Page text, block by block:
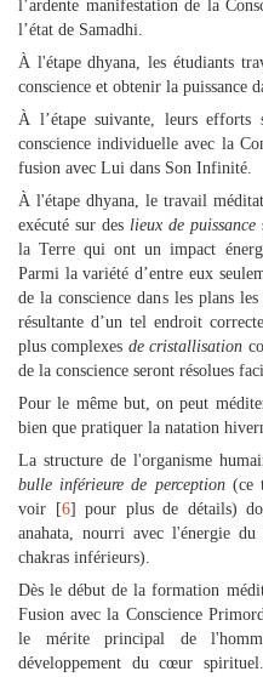
l’ardente manifestation de la
l’état de Samadhi.
À l'étape dhyana, les étudiants
conscience et obtenir la puissance
À l’étape suivante, leurs efforts
conscience individuelle avec la
fusion avec Lui dans Son Infinité.
À l'étape dhyana, le travail
exécuté sur des lieux de puissance
la Terre qui ont un impact
Parmi la variété d’entre eux
de la conscience dans les plans
résultante d’un tel endroit
plus complexes de cristallisation
de la conscience seront résolues
Pour le même but, on peut
bien que pratiquer la natation
La structure de l'organisme
bulle inférieure de perception(ce
voir [6] pour plus de détails)
anahata, nourri avec l'énergie
chakras inférieurs).
Dès le début de la formation
Fusion avec la Conscience
le mérite principal de
développement du cœur